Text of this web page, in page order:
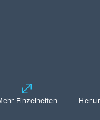
Einzelheiten